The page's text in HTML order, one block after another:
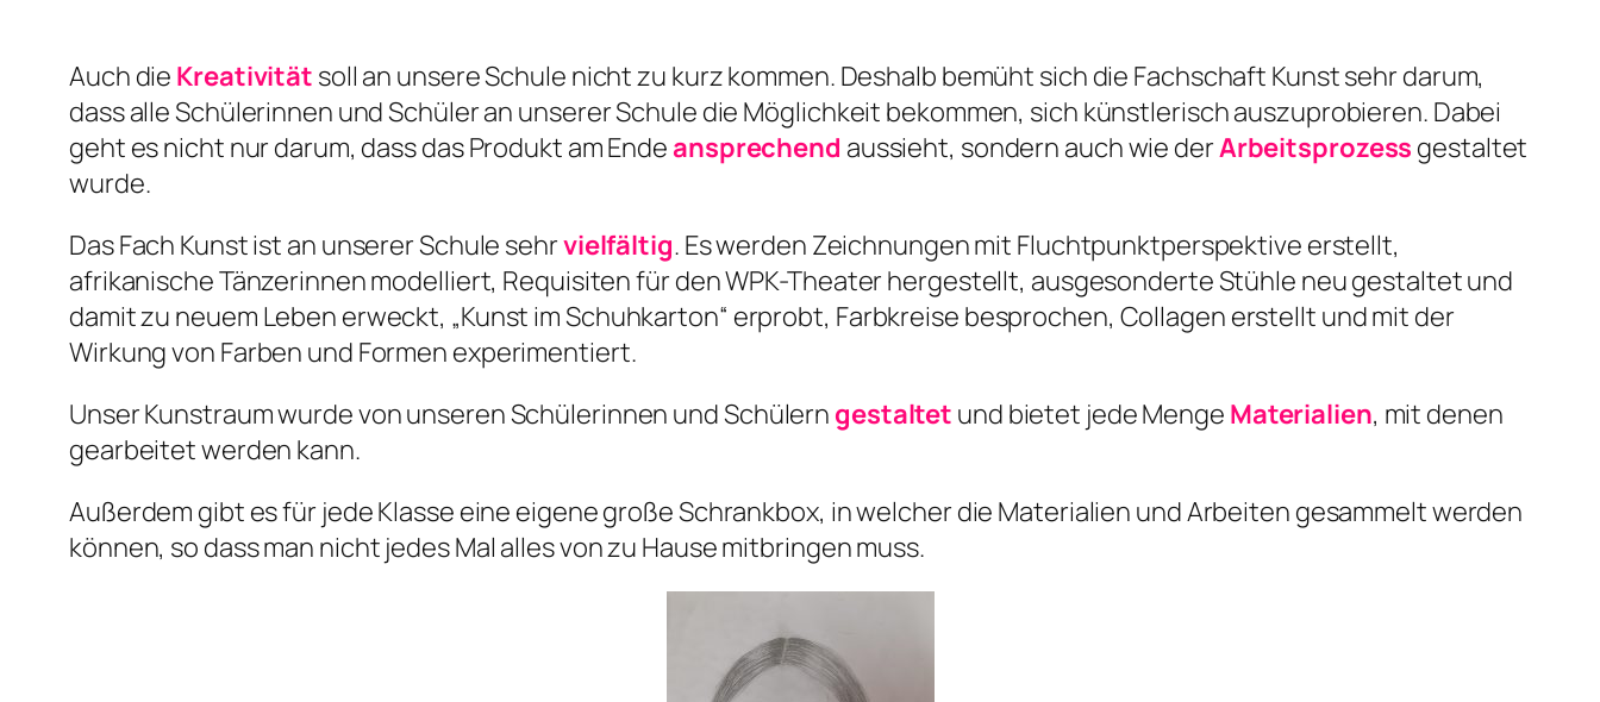
Auch die Kreativität soll an unsere Schule nicht zu kurz kommen. Deshalb bemüht sich die Fachschaft Kunst sehr darum,
dass alle Schülerinnen und Schüler an unserer Schule die Möglichkeit bekommen, sich künstlerisch auszuprobieren. Dabei
geht es nicht nur darum, dass das Produkt am Endeansprechend aussieht, sondern auch wie derArbeitsprozess gestaltet
wurde.
Das Fach Kunst ist an unserer Schule sehrvielfältig. Es werden Zeichnungen mit Fluchtpunktperspektive erstellt,
afrikanische Tänzerinnen modelliert, Requisiten für den WPK-Theater hergestellt, ausgesonderte Stühle neu gestaltet und
damit zu neuem Leben erweckt, „Kunst im Schuhkarton“ erprobt, Farbkreise besprochen, Collagen erstellt und mit der
Wirkung von Farben und Formen experimentiert.
Unser Kunstraum wurde von unseren Schülerinnen und Schülern gestaltet und bietet jede Menge Materialien, mit denen
gearbeitet werden kann.
Außerdem gibt es für jede Klasse eine eigene große Schrankbox, in welcher die Materialien und Arbeiten gesammelt werden
können, so dass man nicht jedes Mal alles von zu Hause mitbringen muss.